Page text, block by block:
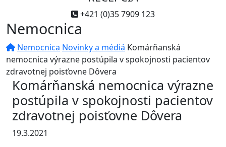
+421 (0)35 7909 123
Nemocnica
Nemocnica Novinky a médiá Komárňanská
nemocnica výrazne postúpila v spokojnosti pacientov
zdravotnej poisťovne Dôvera
Komárňanská nemocnica výrazne
postúpila v spokojnosti pacientov
zdravotnej poisťovne Dôvera
19.3.2021